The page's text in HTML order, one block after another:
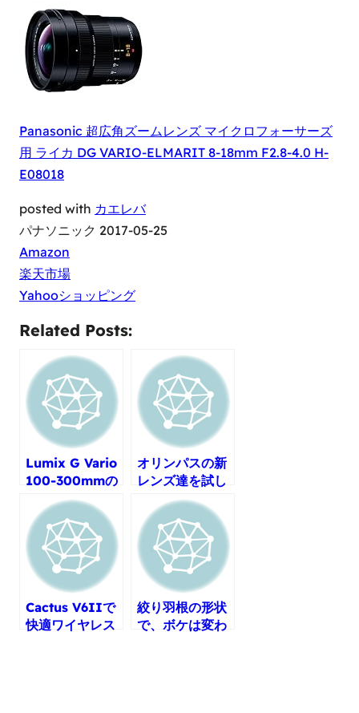
Panasonic 超広角ズームレンズ マイクロフォーサーズ
用 ライカ DG VARIO-ELMARIT 8-18mm F2.8-4.0 H-
E08018
posted with カエレバ
パナソニック 2017-05-25
Amazon
楽天市場
Yahooショッピング
Related Posts:
Lumix G Vario
100-300mmの
手ぶれ補正はE-
M1よりも下だっ
た？
オリンパスの新
レンズ達を試し
てきました。
Cactus V6IIで
快適ワイヤレス
絞り羽根の形状
で、ボケは変わ